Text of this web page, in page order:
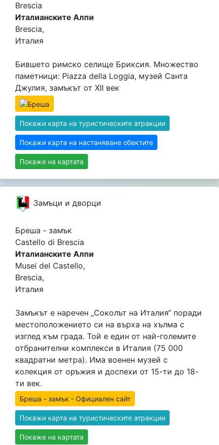
Brescia
Италианските Алпи
Brescia,
Италия
Бившето римско селище Бриксия. Множество
паметници: Piazza della Loggia, музей Санта
Джулия, замъкът от XII век
Покажи карта на туристическите атракции
Покажи карта на настаняване обектите
Покаже на картата
Замъци и дворци
Бреша - замък
Castello di Brescia
Италианските Алпи
Musei del Castello,
Brescia,
Италия
Замъкът е наречен „Соколът на Италия“ поради
местоположението си на върха на хълма с
изглед към града. Той е един от най-големите
отбранителни комплекси в Италия (75 000
квадратни метра). Има военен музей с
колекция от оръжия и доспехи от 15-ти до 18-
ти век.
Бреша - замък - Официален сайт
Покажи карта на туристическите атракции
Покаже на картата